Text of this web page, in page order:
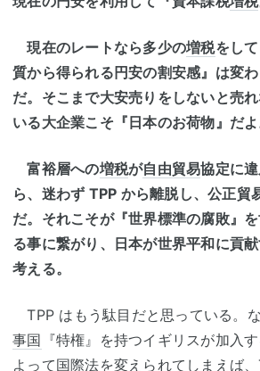
現在のレートなら多少の増税をし
質から得られる円安の割安感』は変
だ。そこまで大安売りをしないと売
いる大企業こそ『日本のお荷物』だよ
富裕層への増税が自由貿易協定に
ら、迷わず TPP から離脱し、公正貿
だ。それこそが『世界標準の腐敗』
る事に繋がり、日本が世界平和に貢
考える。
TPP はもう駄目だと思っている。
事国 『特権』を持つイギリスが加入
よって国際法を変えられてしまえば